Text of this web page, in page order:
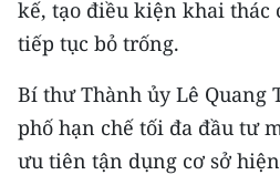
kế, tạo điều kiện khai thác
tiếp tục bỏ trống.
Bí thư Thành ủy Lê Quang
phố hạn chế tối đa đầu tư
ưu tiên tận dụng cơ sở